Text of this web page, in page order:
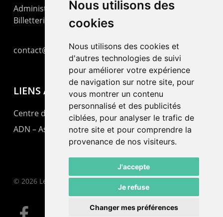
Nous utilisons des
cookies
Nous utilisons des cookies et
d'autres technologies de suivi
pour améliorer votre expérience
de navigation sur notre site, pour
vous montrer un contenu
personnalisé et des publicités
ciblées, pour analyser le trafic de
notre site et pour comprendre la
provenance de nos visiteurs.
J'accepte
Je refuse
Changer mes préférences
Administration : +41 32 725 03 03
Billetterie : +41 32 725 05 05
contact@lepommier.ch
LIENS AMIS
Centre de culture ABC
ADN – Association Danse Neuchâtel
© 2026 Le Pommier.
facebook email